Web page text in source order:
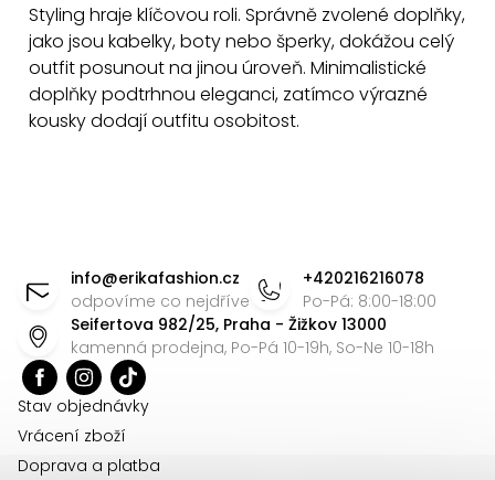
Styling hraje klíčovou roli. Správně zvolené doplňky,
jako jsou kabelky, boty nebo šperky, dokážou celý
outfit posunout na jinou úroveň. Minimalistické
doplňky podtrhnou eleganci, zatímco výrazné
kousky dodají outfitu osobitost.
info@erikafashion.cz
odpovíme co nejdříve
+420216216078
Po-Pá: 8:00-18:00
Seifertova 982/25, Praha - Žižkov 13000
kamenná prodejna, Po-Pá 10-19h, So-Ne 10-18h
Stav objednávky
Vrácení zboží
Doprava a platba